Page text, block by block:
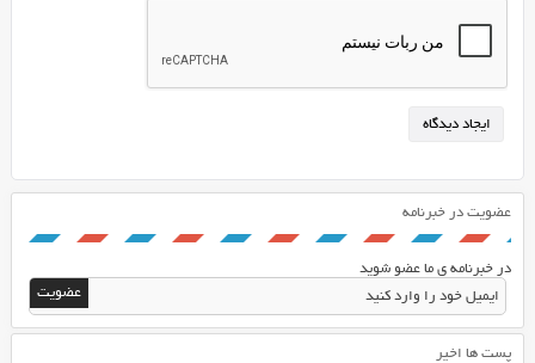
عضویت در خبرنامه
در خبرنامه ی ما عضو شوید
پست ها اخیر